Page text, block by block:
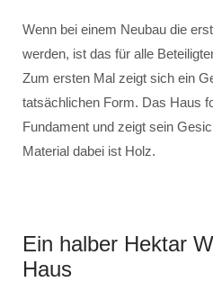
Wenn bei einem Neubau die
werden, ist das für alle
Zum ersten Mal zeigt sich ein
tatsächlichen Form. Das Haus
Fundament und zeigt sein
Material dabei ist Holz.
Ein halber Hektar
Haus